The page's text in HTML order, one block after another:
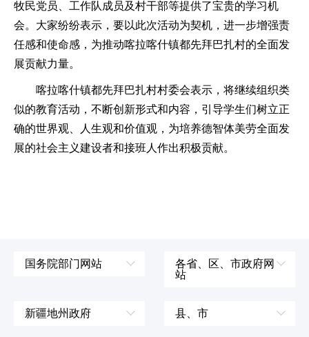
牧民党员、工作队成员及村干部等提供了宝贵的学习机
会。大家纷纷表示，要以此次活动为契机，进一步增强责
任感和使命感，为推动喀拉喀什镇都先拜巴扎村的全面发
展贡献力量。
喀拉喀什镇都先拜巴扎村村委会表示，将继续组织类
似的教育活动，不断创新形式和内容，引导学生们树立正
确的世界观、人生观和价值观，为培养德智体美劳全面发
展的社会主义建设者和接班人作出积极贡献。
国务院部门网站
国防部
各省、区、市政府网
站
新疆地州政府 县、市